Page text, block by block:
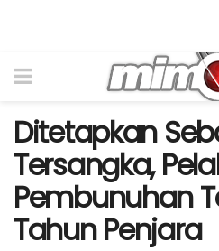
Ditetapkan
Tersangka,
Pembunuhan
Tahun Penjara